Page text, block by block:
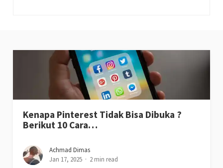
Kenapa Pinterest Tidak Bisa Dibuka ?
Berikut 10 Cara…
Achmad Dimas
Jan 17, 2025
2 min read